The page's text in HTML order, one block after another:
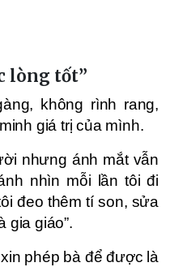
lòng tốt”
không rình rang,
giá trị của mình.
nhưng ánh mắt vẫn
nhìn mỗi lần tôi đi
đeo thêm tí son, sửa
gia giáo”.
phép bà để được là